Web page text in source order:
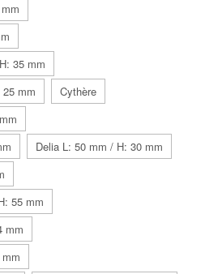
35 mm
mm
Cythère
Delia L: 50 mm / H: 30 mm
55 mm
mm